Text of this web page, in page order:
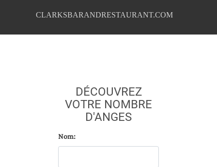
CLARKSBARANDRESTAURANT.COM
DÉCOUVREZ
VOTRE NOMBRE
D'ANGES
Nom: